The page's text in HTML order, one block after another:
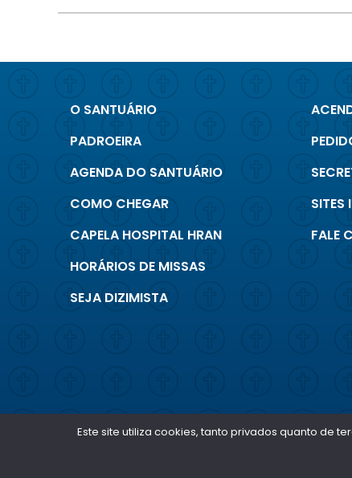
O SANTUÁRIO
PADROEIRA
AGENDA DO SANTUÁRIO
COMO CHEGAR
CAPELA HOSPITAL HRAN
HORÁRIOS DE MISSAS
SEJA DIZIMISTA
SITES
FALE
Este site utiliza cookies, tanto privados quanto de